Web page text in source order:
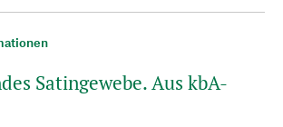
Satingewebe. Aus kbA-